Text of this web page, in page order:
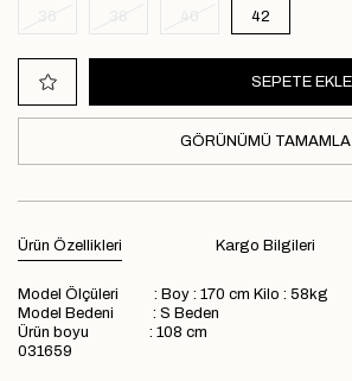
42
GÖRÜNÜMÜ TAMAMLA
Ürün Özellikleri Kargo Bilgileri
Model Ölçüleri : Boy : 170 cm Kilo : 58kg
Model Bedeni : S Beden
Ürün boyu : 108 cm
031659